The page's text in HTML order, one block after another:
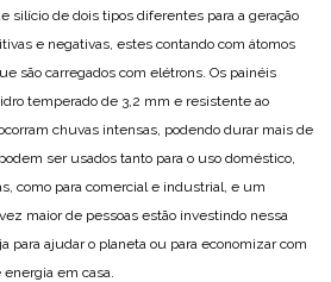
silício de dois tipos diferentes para a geração
e negativas, estes contando com átomos
são carregados com elétrons. Os painéis
temperado de 3,2 mm e resistente ao
chuvas intensas, podendo durar mais de
ser usados tanto para o uso doméstico,
como para comercial e industrial, e um
maior de pessoas estão investindo nessa
para ajudar o planeta ou para economizar com
em casa.